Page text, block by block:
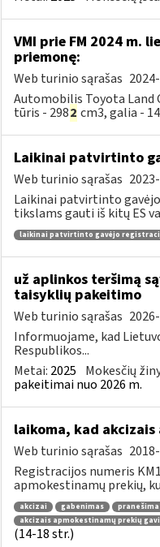
VMI prie FM 2024 m.
priemonę:
Web turinio sąrašas
Automobilis Toyota Land
tūris - 2982 cm3, galia -
Laikinai patvirtinto
Web turinio sąrašas
Laikinai patvirtinto
tikslams gauti iš kitų ES
laikinai patvirtinto gavėjo
už aplinkos teršimą
taisyklių pakeitimo
Web turinio sąrašas
Informuojame, kad
Respublikos...
Metai: 2025 Mokesčių
pakeitimai nuo 2026 m.
laikoma, kad
Web turinio sąrašas
Registracijos numeris
apmokestinamų prekių,
akcizai gabenimas
akcizais apmokestinamų prekių
(14-18 str.)